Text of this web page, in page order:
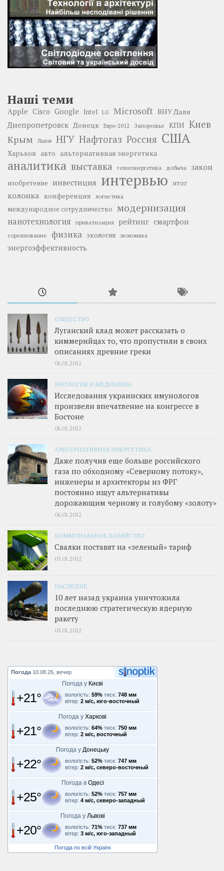
Наші теми
Apple Cisco Google Intel LG Microsoft ВНУ Даля
Днепропетровск Донецк Евро-2012 Запорожье КПИ Киев
Крым Львов НГУ Нафтогаз Россия США
Харьков авто альтернативная энергетика
аналитика выставка гелиоэнергетика добыча закон
изобретение инвестиция интервью итог
колонка конференция логистика
международное сотрудничество модернизация
нанотехнология приватизация рейтинг смартфон
соревнование физика экология экономика
энергоэффективность
ОБЩЕСТВО
Луганский клад может рассказать о
киммерийцах то, что пропустили в своих
описаниях древние греки
06.01.2012
БИОЛОГИЯ И МЕДИЦИНА
Исследования украинских имунологов
произвели впечатление на конгрессе в
Бостоне
06.01.2012
АЛЬТЕРНАТИВНАЯ ЭНЕРГЕТИКА
Даже получив еще больше российского
газа по обходному «Северному потоку»,
инженеры и архитекторы из ФРГ
постоянно ищут альтернативы
дорожающим черному и голубому «золоту»
06.01.2012
КОММУНАЛЬНОЕ ХОЗЯЙСТВО
Свалки поставят на «зеленый» тариф
05.01.2012
НАСЛЕДИЕ
10 лет назад украина уничтожила
последнюю стратегическую ядерную
ракету
05.01.2012
Погода 10.08.26, вечер
Погода у Києві
+21° вологість: 59% тиск: 748 мм
вітер: 2 м/с, юго-восточный
Погода у Харкові
+21° вологість: 64% тиск: 750 мм
вітер: 2 м/с, восточный
Погода у Донецьку
+22° вологість: 52% тиск: 747 мм
вітер: 2 м/с, северо-восточный
Погода в Одесі
+25° вологість: 52% тиск: 757 мм
вітер: 4 м/с, северо-западный
Погода у Львові
+20° вологість: 71% тиск: 737 мм
вітер: 3 м/с, юго-западный
Погода по всій Україні